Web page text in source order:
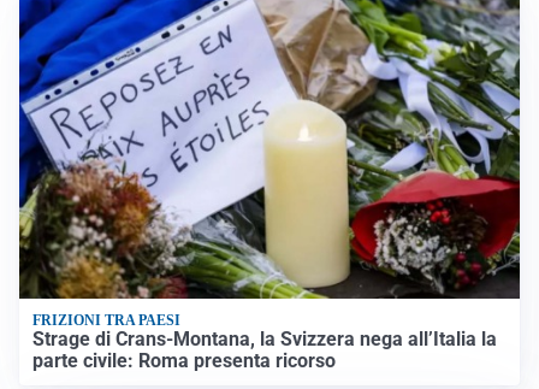
FRIZIONI TRA PAESI
Strage di Crans-Montana, la Svizzera nega all’Italia la
parte civile: Roma presenta ricorso